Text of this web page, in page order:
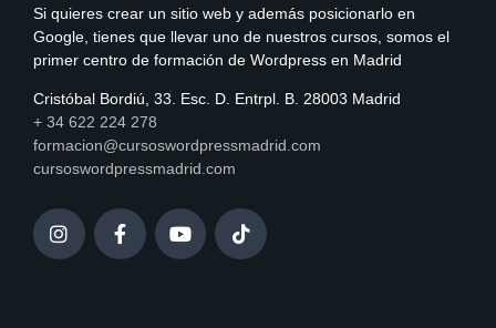
Si quieres crear un sitio web y además posicionarlo en
Google, tienes que llevar uno de nuestros cursos, somos el
primer centro de formación de Wordpress en Madrid
Cristóbal Bordiú, 33. Esc. D. Entrpl. B. 28003 Madrid
+ 34 622 224 278
formacion@cursoswordpressmadrid.com
cursoswordpressmadrid.com